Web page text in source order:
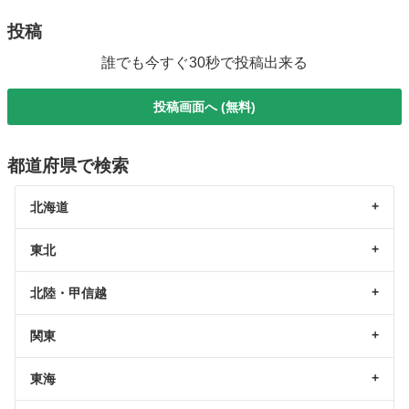
投稿
誰でも今すぐ30秒で投稿出来る
投稿画面へ (無料)
都道府県で検索
北海道
東北
北陸・甲信越
関東
東海